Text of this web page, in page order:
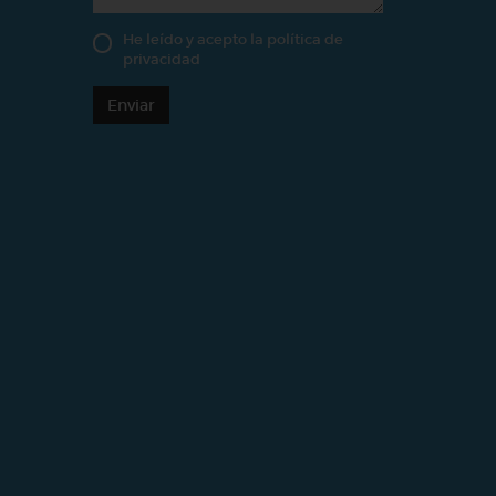
He leído y acepto la política de
privacidad
Enviar